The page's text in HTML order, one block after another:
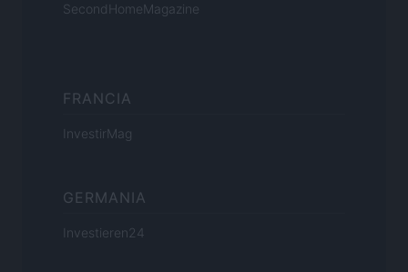
SecondHomeMagazine
FRANCIA
InvestirMag
GERMANIA
Investieren24